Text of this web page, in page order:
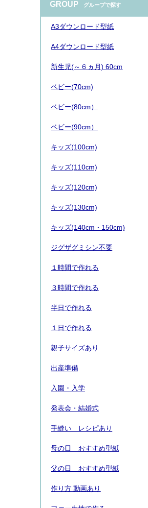
GROUP グループで探す
A3ダウンロード型紙
A4ダウンロード型紙
新生児(～６ヵ月) 60cm
ベビー(70cm)
ベビー(80cm）
ベビー(90cm）
キッズ(100cm)
キッズ(110cm)
キッズ(120cm)
キッズ(130cm)
キッズ(140cm・150cm)
ジグザグミシン不要
１時間で作れる
３時間で作れる
半日で作れる
１日で作れる
親子サイズあり
出産準備
入園・入学
発表会・結婚式
手縫い レシピあり
母の日 おすすめ型紙
父の日 おすすめ型紙
作り方 動画あり